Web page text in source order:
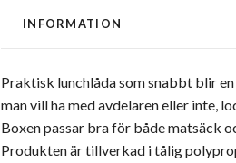
INFORMATION
Praktisk lunchlåda som snabbt blir
man vill ha med avdelaren eller inte,
Boxen passar bra för både matsäck
Produkten är tillverkad i tålig